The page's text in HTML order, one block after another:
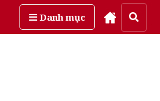
Danh mục
Thứ bảy, ngày 8/08/2026